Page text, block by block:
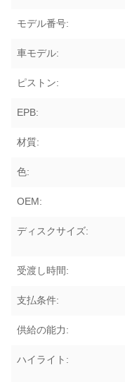
モデル番号:
車モデル:
ピストン:
EPB:
材質:
色:
OEM:
ディスクサイズ:
受渡し時間:
支払条件:
供給の能力:
ハイライト: